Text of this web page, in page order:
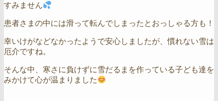
すみません
患者さまの中には滑って転んでしまったとおっしゃる方も！
幸いけがなどなかったようで安心しましたが、慣れない雪は
厄介ですね。
そんな中、寒さに負けずに雪だるまを作っている子ども達を
みかけて心が温まりました